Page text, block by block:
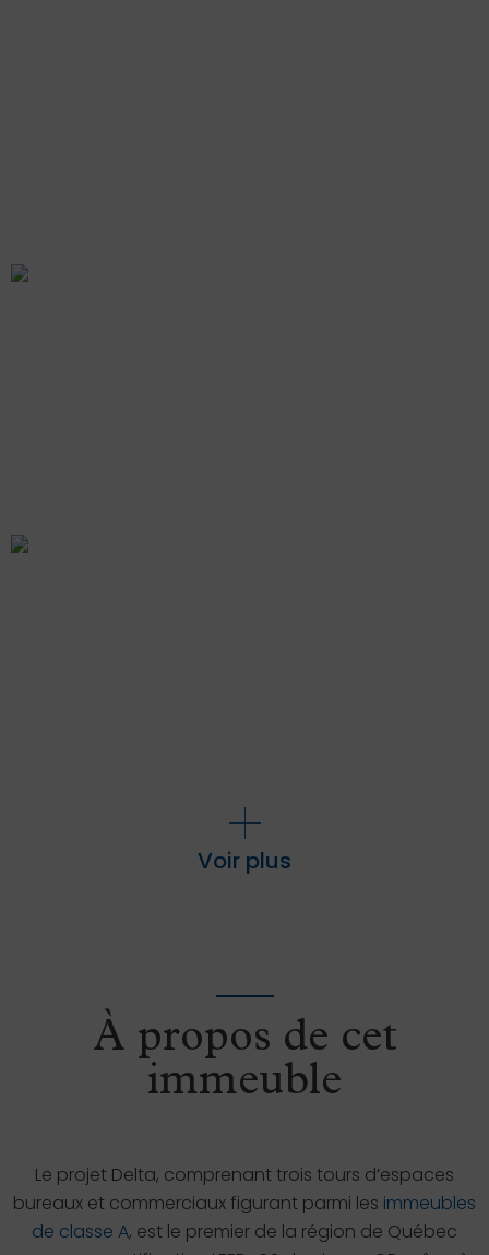
Voir plus
À propos de cet
immeuble
Le projet Delta, comprenant trois tours d’espaces
bureaux et commerciaux figurant parmi les immeubles
de classe A, est le premier de la région de Québec